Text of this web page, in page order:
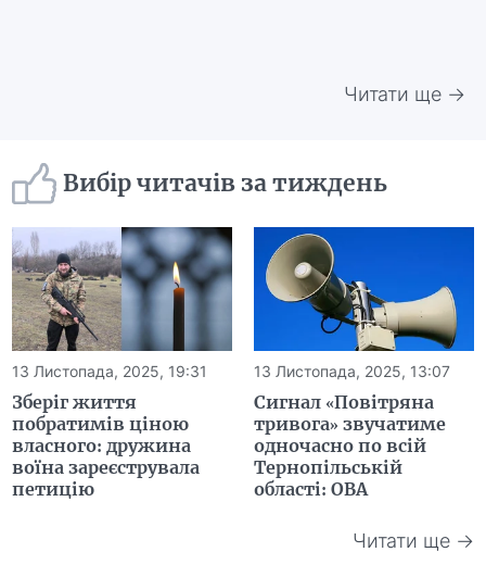
Читати ще →
Вибір читачів за тиждень
13 Листопада, 2025, 19:31
Зберіг життя
побратимів ціною
власного: дружина
воїна зареєструвала
петицію
13 Листопада, 2025, 13:07
Сигнал «Повітряна
тривога» звучатиме
одночасно по всій
Тернопільській
області: ОВА
Читати ще →